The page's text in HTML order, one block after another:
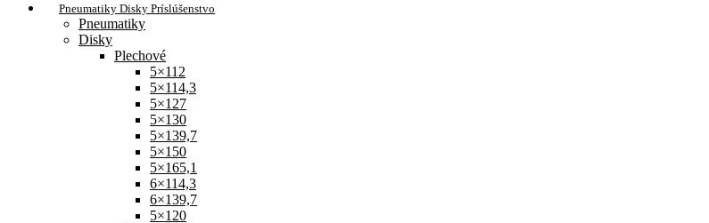
Pneumatiky Disky Príslúšenstvo
Pneumatiky
Disky
Plechové
5×112
5×114,3
5×127
5×130
5×139,7
5×150
5×165,1
6×114,3
6×139,7
5×120